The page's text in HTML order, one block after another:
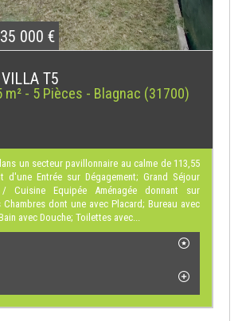
000 €
T5
m² - 5 Pièces - Blagnac (31700)
un secteur pavillonnaire au calme de 113,55
d'une Entrée sur Dégagement; Grand Séjour
/ Cuisine Equipée Aménagée donnant sur
Chambres dont une avec Placard; Bureau avec
avec Douche; Toilettes avec...